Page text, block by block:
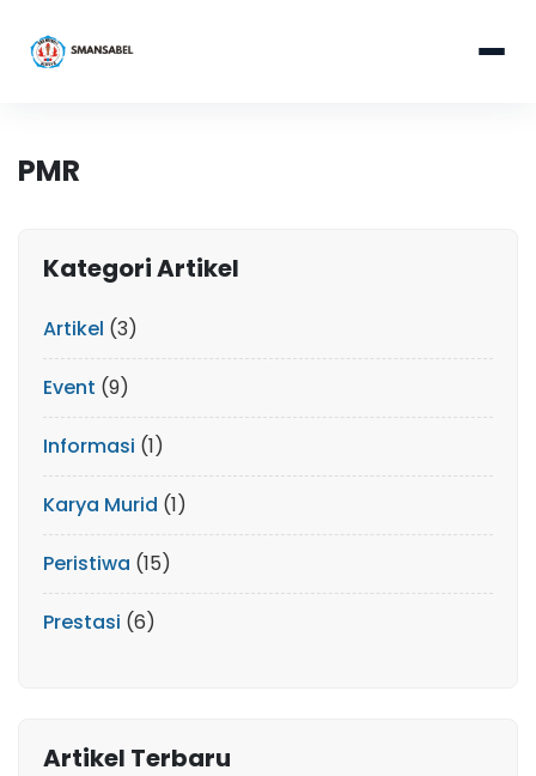
PMR
Kategori Artikel
Artikel (3)
Event (9)
Informasi (1)
Karya Murid (1)
Peristiwa (15)
Prestasi (6)
Artikel Terbaru